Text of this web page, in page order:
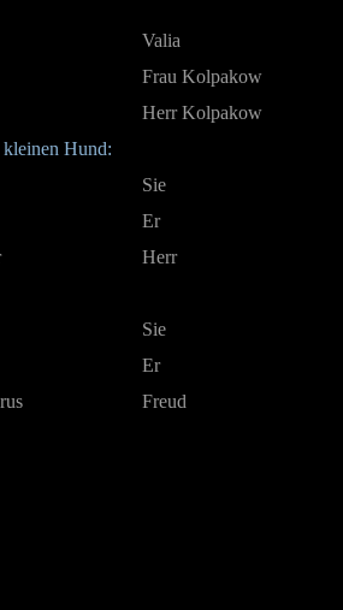
Valia
Frau Kolpakow
Herr Kolpakow
Hund:
Sie
Er
Herr
Sie
Er
Freud